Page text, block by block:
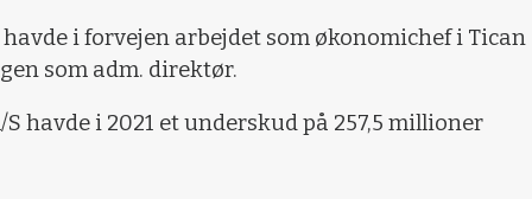
i forvejen arbejdet som økonomichef i Tican
som adm. direktør.
havde i 2021 et underskud på 257,5 millioner